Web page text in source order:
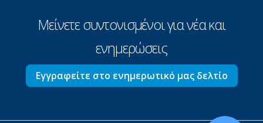
Μείνετε συντονισμένοι για νέα και
ενημερώσεις
Εγγραφείτε στο ενημερωτικό μας δελτίο